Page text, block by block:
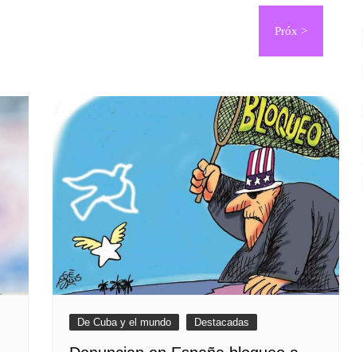
De Cuba y el mundo Destacadas